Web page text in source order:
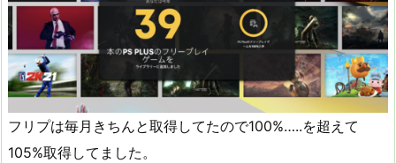
フリプは毎月きちんと取得してたので100%…..を超えて
105%取得してました。